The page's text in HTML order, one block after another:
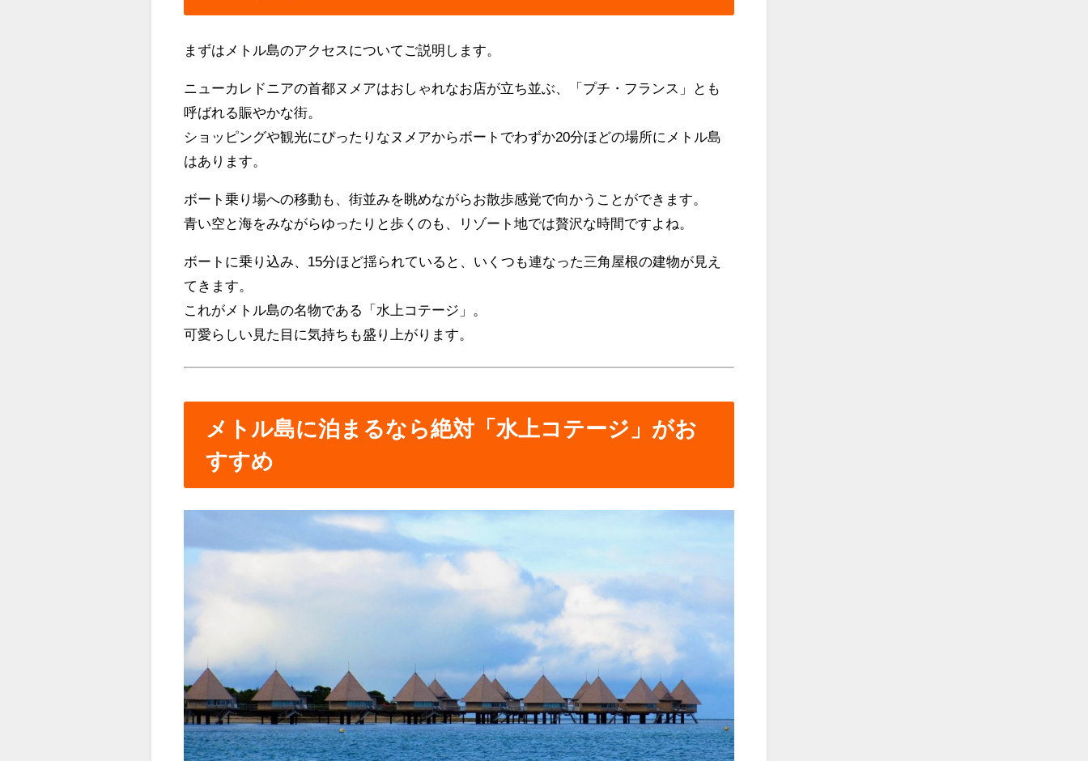
まずはメトル島のアクセスについてご説明します。
ニューカレドニアの首都ヌメアはおしゃれなお店が立ち並ぶ、「プチ・フランス」とも
呼ばれる賑やかな街。
ショッピングや観光にぴったりなヌメアからボートでわずか20分ほどの場所にメトル島
はあります。
ボート乗り場への移動も、街並みを眺めながらお散歩感覚で向かうことができます。
青い空と海をみながらゆったりと歩くのも、リゾート地では贅沢な時間ですよね。
ボートに乗り込み、15分ほど揺られていると、いくつも連なった三角屋根の建物が見え
てきます。
これがメトル島の名物である「水上コテージ」。
可愛らしい見た目に気持ちも盛り上がります。
メトル島に泊まるなら絶対「水上コテージ」がお
すすめ